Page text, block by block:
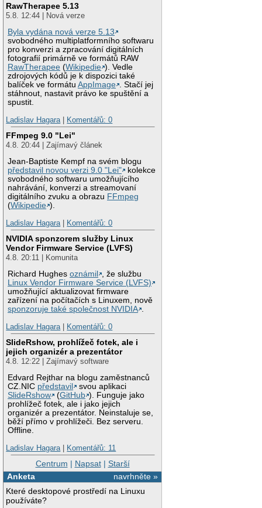
RawTherapee 5.13
5.8. 12:44 | Nová verze
Byla vydána nová verze 5.13
svobodného multiplatformního softwaru
pro konverzi a zpracování digitálních
fotografií primárně ve formátů RAW
RawTherapee (Wikipedie ). Vedle
zdrojových kódů je k dispozici také
balíček ve formátuAppImage . Stačí jej
stáhnout, nastavit právo ke spuštění a
spustit.
Ladislav Hagara| Komentářů: 0
FFmpeg 9.0 "Lei"
4.8. 20:44 | Zajímavý článek
Jean-Baptiste Kempf na svém blogu
představil novou verzi 9.0 "Lei"
kolekce
svobodného softwaru umožňujícího
nahrávání, konverzi a streamovaní
digitálního zvuku a obrazu FFmpeg
(Wikipedie ).
Ladislav Hagara| Komentářů: 0
NVIDIA sponzorem služby Linux
Vendor Firmware Service (LVFS)
4.8. 20:11 | Komunita
Richard Hughesoznámil
, že službu
Linux Vendor Firmware Service (LVFS)
umožňující aktualizovat firmware
zařízení na počítačích s Linuxem, nově
sponzoruje také společnost NVIDIA .
Ladislav Hagara| Komentářů: 0
SlideRshow, prohlížeč fotek, ale i
jejich organizér a prezentátor
4.8. 12:22 | Zajímavý software
Edvard Rejthar na blogu zaměstnanců
CZ.NIC představil
svou aplikaci
SlideRshow
(GitHub ). Funguje jako
prohlížeč fotek, ale i jako jejich
organizér a prezentátor. Neinstaluje se,
běží přímo v prohlížeči. Bez serveru.
Offline.
Ladislav Hagara| Komentářů: 11
Centrum | Napsat| Starší
navrhněte »
Anketa
Které desktopové prostředí na Linuxu
používáte?